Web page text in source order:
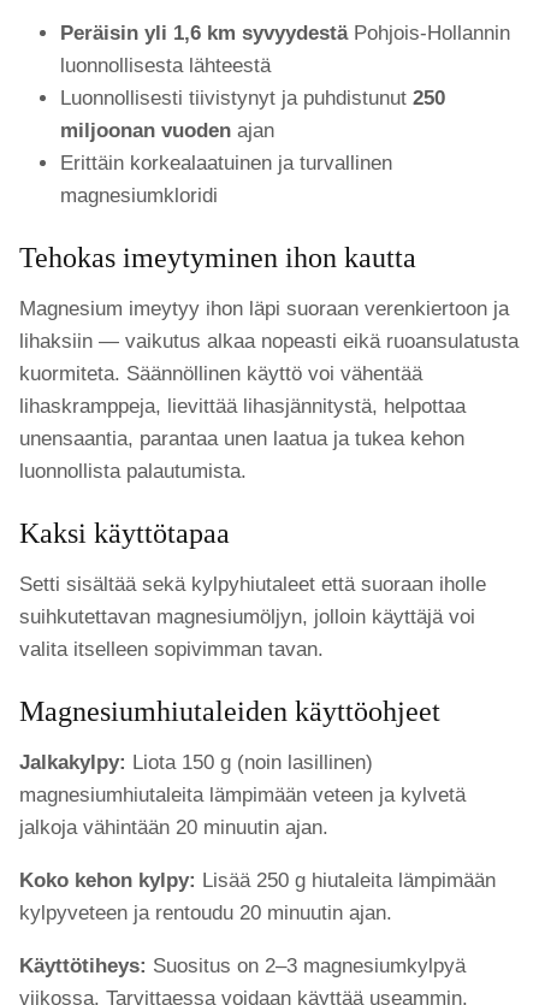
Peräisin yli 1,6 km syvyydestäPohjois-Hollannin
luonnollisesta lähteestä
Luonnollisesti tiivistynyt ja puhdistunut 250
miljoonan vuoden ajan
Erittäin korkealaatuinen ja turvallinen
magnesiumkloridi
Tehokas imeytyminen ihon kautta
Magnesium imeytyy ihon läpi suoraan verenkiertoon ja
lihaksiin — vaikutus alkaa nopeasti eikä ruoansulatusta
kuormiteta. Säännöllinen käyttö voi vähentää
lihaskramppeja, lievittää lihasjännitystä, helpottaa
unensaantia, parantaa unen laatua ja tukea kehon
luonnollista palautumista.
Kaksi käyttötapaa
Setti sisältää sekä kylpyhiutaleet että suoraan iholle
suihkutettavan magnesiumöljyn, jolloin käyttäjä voi
valita itselleen sopivimman tavan.
Magnesiumhiutaleiden käyttöohjeet
Jalkakylpy: Liota 150 g (noin lasillinen)
magnesiumhiutaleita lämpimään veteen ja kylvetä
jalkoja vähintään 20 minuutin ajan.
Koko kehon kylpy: Lisää 250 g hiutaleita lämpimään
kylpyveteen ja rentoudu 20 minuutin ajan.
Käyttötiheys: Suositus on 2–3 magnesiumkylpyä
viikossa. Tarvittaessa voidaan käyttää useammin.